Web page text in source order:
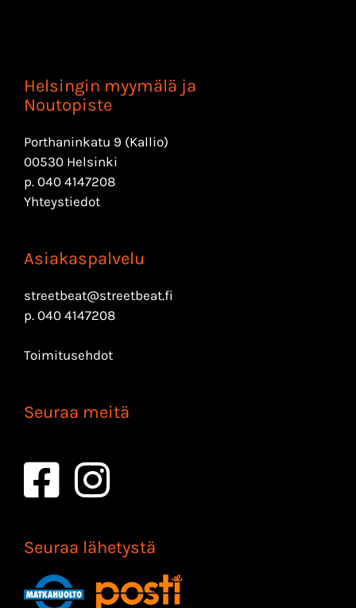
Helsingin myymälä ja
Noutopiste
Porthaninkatu 9 (Kallio)
00530 Helsinki
p. 040 4147208
Yhteystiedot
Asiakaspalvelu
streetbeat@streetbeat.fi
p. 040 4147208
Toimitusehdot
Seuraa meitä
Seuraa lähetystä